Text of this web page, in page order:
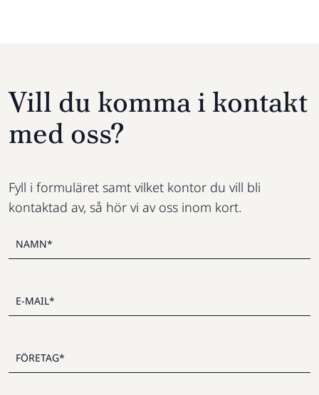
Vill du komma i kontakt
med oss?
Fyll i formuläret samt vilket kontor du vill bli
kontaktad av, så hör vi av oss inom kort.